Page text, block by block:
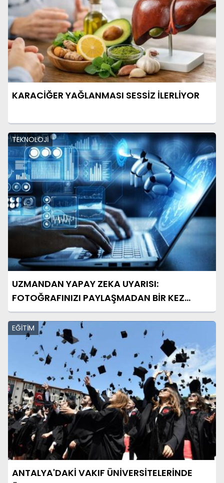
KARACİĞER YAĞLANMASI SESSİZ İLERLİYOR
TEKNOLOJİ
UZMANDAN YAPAY ZEKA UYARISI:
FOTOĞRAFINIZI PAYLAŞMADAN BİR KEZ
DAHA DÜŞÜNÜN
EĞİTİM
ANTALYA'DAKİ VAKIF ÜNİVERSİTELERİNDE